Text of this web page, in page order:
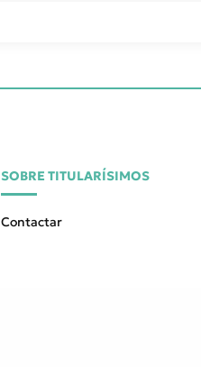
SOBRE TITULARÍSIMOS
Contactar